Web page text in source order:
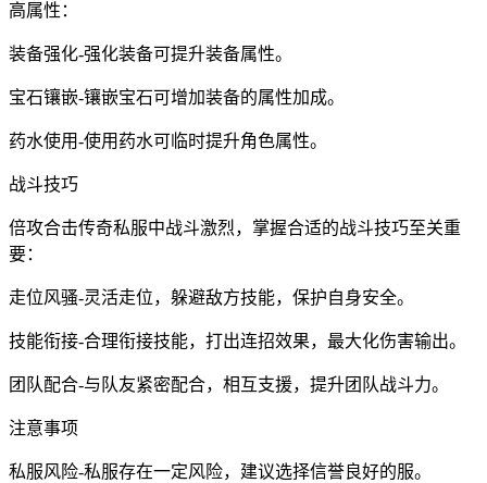
高属性：
装备强化-强化装备可提升装备属性。
宝石镶嵌-镶嵌宝石可增加装备的属性加成。
药水使用-使用药水可临时提升角色属性。
战斗技巧
倍攻合击传奇私服中战斗激烈，掌握合适的战斗技巧至关重
要：
走位风骚-灵活走位，躲避敌方技能，保护自身安全。
技能衔接-合理衔接技能，打出连招效果，最大化伤害输出。
团队配合-与队友紧密配合，相互支援，提升团队战斗力。
注意事项
私服风险-私服存在一定风险，建议选择信誉良好的服。